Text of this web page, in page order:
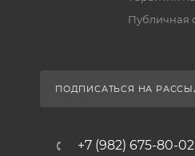
Публичная
ПОДПИСАТЬСЯ НА
+7 (982) 675-80-02